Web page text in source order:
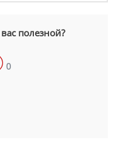
полезной?
0